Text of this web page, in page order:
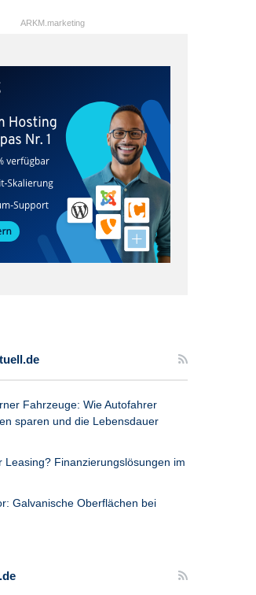
ARKM.marketing
Fahrzeuge: Wie Autofahrer
sparen und die Lebensdauer
Leasing? Finanzierungslösungen im
Galvanische Oberflächen bei